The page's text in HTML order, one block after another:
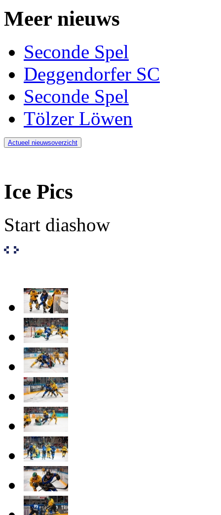
Meer nieuws
Seconde Spel
Deggendorfer SC
Seconde Spel
Tölzer Löwen
Actueel nieuwsoverzicht
Ice Pics
Start diashow